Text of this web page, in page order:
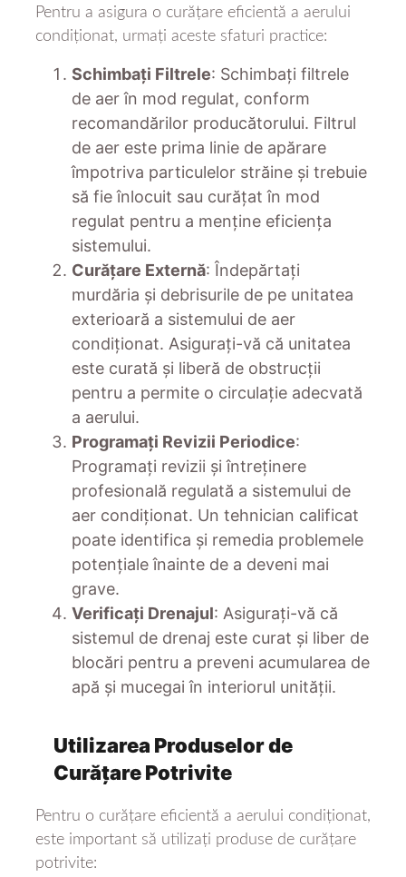
Pentru a asigura o curățare eficientă a aerului
condiționat, urmați aceste sfaturi practice:
Schimbați Filtrele: Schimbați filtrele
de aer în mod regulat, conform
recomandărilor producătorului. Filtrul
de aer este prima linie de apărare
împotriva particulelor străine și trebuie
să fie înlocuit sau curățat în mod
regulat pentru a menține eficiența
sistemului.
Curățare Externă: Îndepărtați
murdăria și debrisurile de pe unitatea
exterioară a sistemului de aer
condiționat. Asigurați-vă că unitatea
este curată și liberă de obstrucții
pentru a permite o circulație adecvată
a aerului.
Programați Revizii Periodice:
Programați revizii și întreținere
profesională regulată a sistemului de
aer condiționat. Un tehnician calificat
poate identifica și remedia problemele
potențiale înainte de a deveni mai
grave.
Verificați Drenajul: Asigurați-vă că
sistemul de drenaj este curat și liber de
blocări pentru a preveni acumularea de
apă și mucegai în interiorul unității.
Utilizarea Produselor de
Curățare Potrivite
Pentru o curățare eficientă a aerului condiționat,
este important să utilizați produse de curățare
potrivite: